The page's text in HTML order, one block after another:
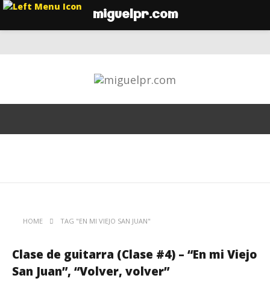
HOME TAG "EN MI VIEJO SAN JUAN"
Clase de guitarra (Clase #4) – “En mi Viejo
San Juan”, “Volver, volver”
miguelpr.com